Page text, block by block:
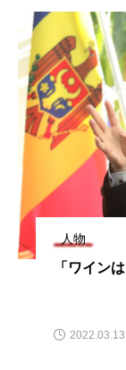
人物
「ワイン
2022.03.13